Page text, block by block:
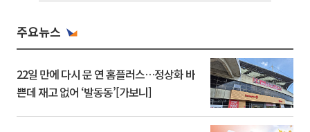
주요뉴스
22일 만에 다시 문 연 홈플러스…정상화 바
쁜데 재고 없어 ‘발동동’[가보니]